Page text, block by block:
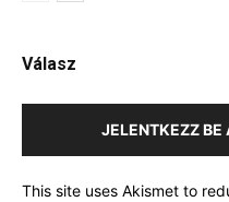
Válasz
JELENTKEZZ BE
This site uses Akismet to